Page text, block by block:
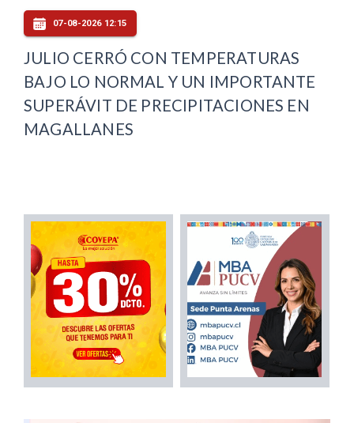
07-08-2026 12:15
JULIO CERRÓ CON TEMPERATURAS
BAJO LO NORMAL Y UN IMPORTANTE
SUPERÁVIT DE PRECIPITACIONES EN
MAGALLANES